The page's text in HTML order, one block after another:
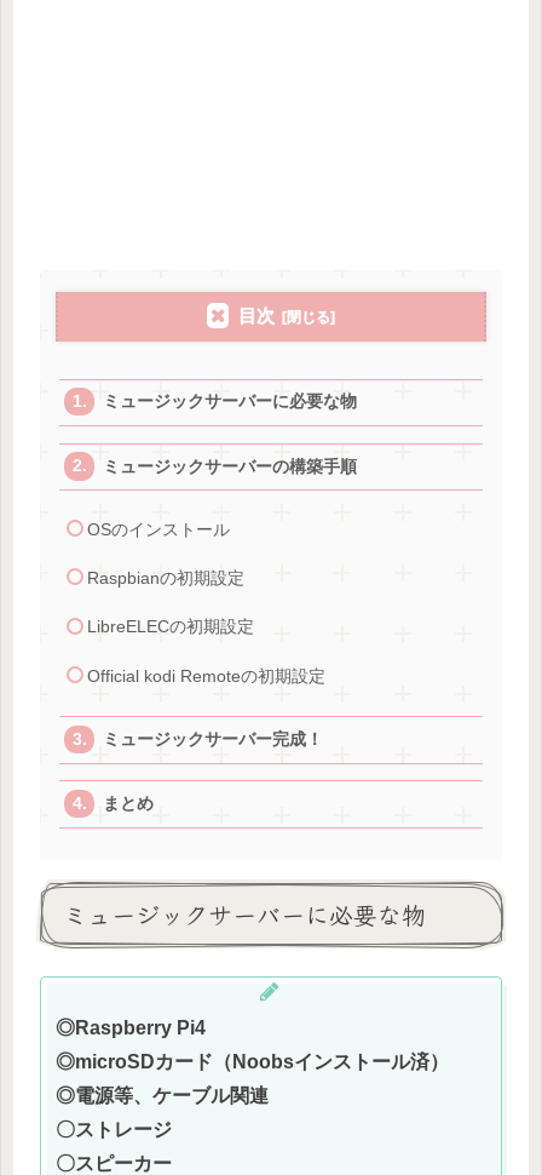
目次
ミュージックサーバーに必要な物
ミュージックサーバーの構築手順
OSのインストール
Raspbianの初期設定
LibreELECの初期設定
Official kodi Remoteの初期設定
ミュージックサーバー完成！
まとめ
ミュージックサーバーに必要な物
◎Raspberry Pi4
◎microSDカード（Noobsインストール済）
◎電源等、ケーブル関連
〇ストレージ
〇スピーカー